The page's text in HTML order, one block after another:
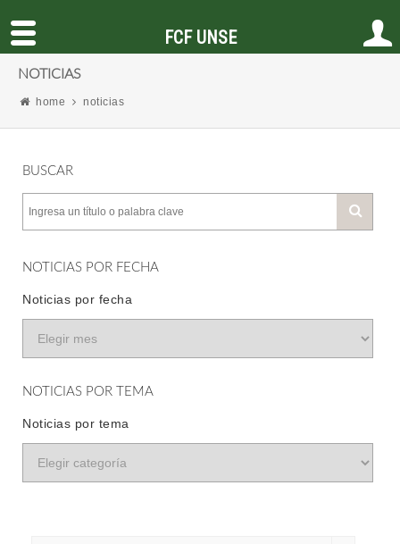
NOTICIAS
home noticias
BUSCAR
NOTICIAS POR FECHA
Noticias por fecha
NOTICIAS POR TEMA
Noticias por tema
FCF UNSE